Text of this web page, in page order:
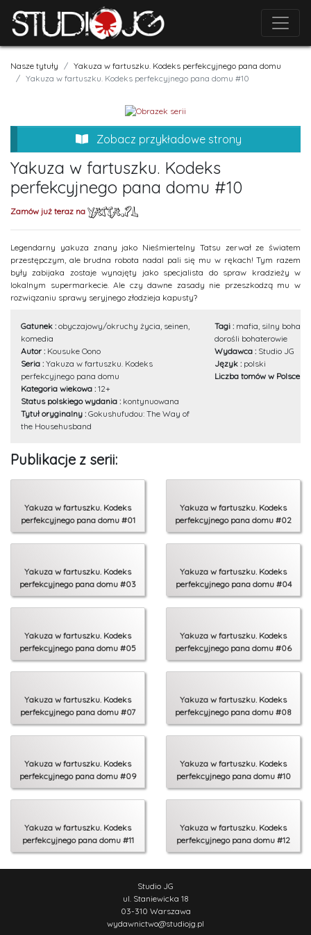
Nasze tytuły
Yakuza w fartuszku. Kodeks perfekcyjnego pana domu
Yakuza w fartuszku. Kodeks perfekcyjnego pana domu #10
Zobacz przykładowe strony
Yakuza w fartuszku. Kodeks
perfekcyjnego pana domu #10
Zamów już teraz na
Legendarny yakuza znany jako Nieśmiertelny Tatsu zerwał ze światem
przestępczym, ale brudna robota nadal pali się mu w rękach! Tym razem
były zabijaka zostaje wynajęty jako specjalista do spraw kradzieży w
lokalnym supermarkecie. Ale czy dawne zasady nie przeszkodzą mu w
rozwiązaniu sprawy seryjnego złodzieja kapusty?
Gatunek : obyczajowy/okruchy życia, seinen,
komedia
Autor : Kousuke Oono
Seria : Yakuza w fartuszku. Kodeks
perfekcyjnego pana domu
Kategoria wiekowa : 12+
Status polskiego wydania : kontynuowana
Tytuł oryginalny : Gokushufudou: The Way of
the Househusband
Tagi : mafia, silny
dorośli bohaterowie
Wydawca : Studio JG
Język : polski
Liczba tomów w Polsce :
Publikacje z serii:
Yakuza w fartuszku. Kodeks
perfekcyjnego pana domu #01
Yakuza w fartuszku. Kodeks
perfekcyjnego pana domu #02
Yakuza w fartuszku. Kodeks
perfekcyjnego pana domu #03
Yakuza w fartuszku. Kodeks
perfekcyjnego pana domu #04
Yakuza w fartuszku. Kodeks
perfekcyjnego pana domu #05
Yakuza w fartuszku. Kodeks
perfekcyjnego pana domu #06
Yakuza w fartuszku. Kodeks
perfekcyjnego pana domu #07
Yakuza w fartuszku. Kodeks
perfekcyjnego pana domu #08
Yakuza w fartuszku. Kodeks
perfekcyjnego pana domu #09
Yakuza w fartuszku. Kodeks
perfekcyjnego pana domu #10
Yakuza w fartuszku. Kodeks
perfekcyjnego pana domu #11
Yakuza w fartuszku. Kodeks
perfekcyjnego pana domu #12
Studio JG
ul. Staniewicka 18
03-310 Warszawa
wydawnictwo@studiojg.pl